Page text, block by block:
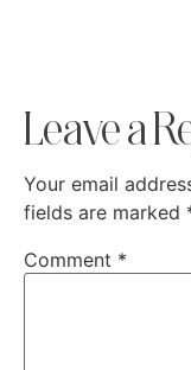
Leave a
Your email
fields are marked
Comment *